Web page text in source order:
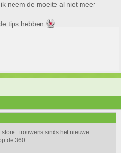
neem de moeite al niet meer
tips hebben
sinds het nieuwe
de 360